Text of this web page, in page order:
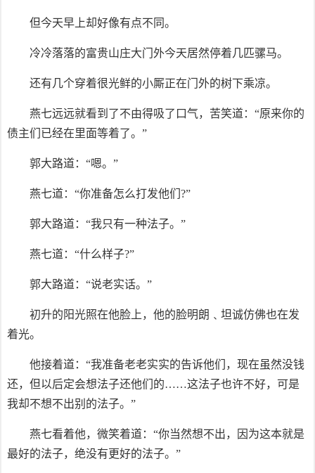
但今天早上却好像有点不同。
冷冷落落的富贵山庄大门外今天居然停着几匹骡马。
还有几个穿着很光鲜的小厮正在门外的树下乘凉。
燕七远远就看到了不由得吸了口气，苦笑道：“原来你的
债主们已经在里面等着了。”
郭大路道：“嗯。”
燕七道：“你准备怎么打发他们?”
郭大路道：“我只有一种法子。”
燕七道：“什么样子?”
郭大路道：“说老实话。”
初升的阳光照在他脸上，他的脸明朗﹑坦诚仿佛也在发
着光。
他接着道：“我准备老老实实的告诉他们，现在虽然没钱
还，但以后定会想法子还他们的……这法子也许不好，可是
我却不想不出别的法子。”
燕七看着他，微笑着道：“你当然想不出，因为这本就是
最好的法子，绝没有更好的法子。”